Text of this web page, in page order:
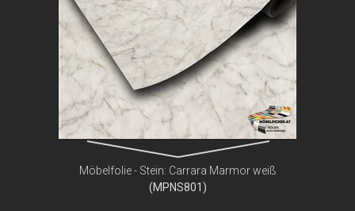
Möbelfolie - Stein: Carrara Marmor weiß
(MPNS801)